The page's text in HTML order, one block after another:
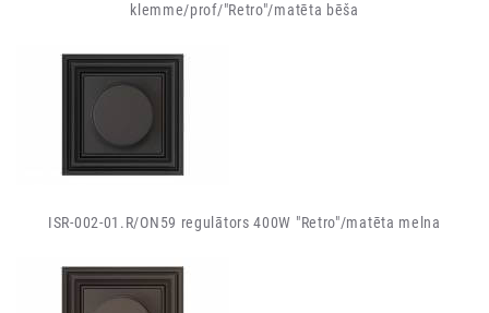
klemme/prof/"Retro"/matēta bēša
ISR-002-01.R/ON59 regulātors 400W "Retro"/matēta melna